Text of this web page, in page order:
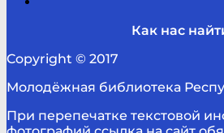
Как нас
Copyright © 2017
Молодёжная библиотека
При перепечатке текстовой